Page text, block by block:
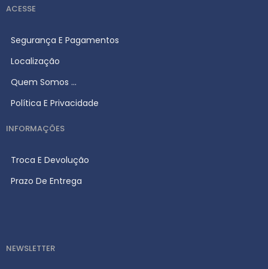
ACESSE
Segurança E Pagamentos
Localização
Quem Somos ...
Política E Privacidade
INFORMAÇÕES
Troca E Devolução
Prazo De Entrega
NEWSLETTER